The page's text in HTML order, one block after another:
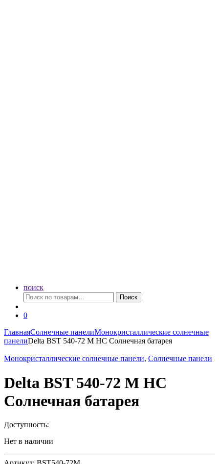
поиск
Искать:
Поиск
0
ГлавнаяСолнечные панелиМонокристаллические солнечные
панелиDelta BST 540-72 M HC Солнечная батарея
Монокристаллические солнечные панели, Солнечные панели
Delta BST 540-72 M HC
Солнечная батарея
Доступность:
Нет в наличии